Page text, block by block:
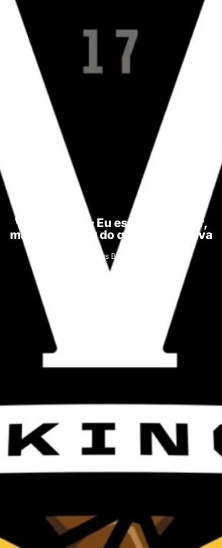
🎙️ MVP #236 – Eu esperava o pior,
más isso é pior do que eu esperava
Minnesota Vikings Brasil